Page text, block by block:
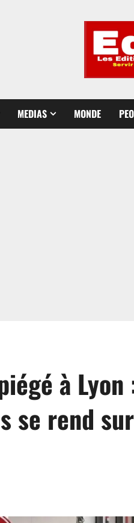
MEDIAS MONDE
à
se rend